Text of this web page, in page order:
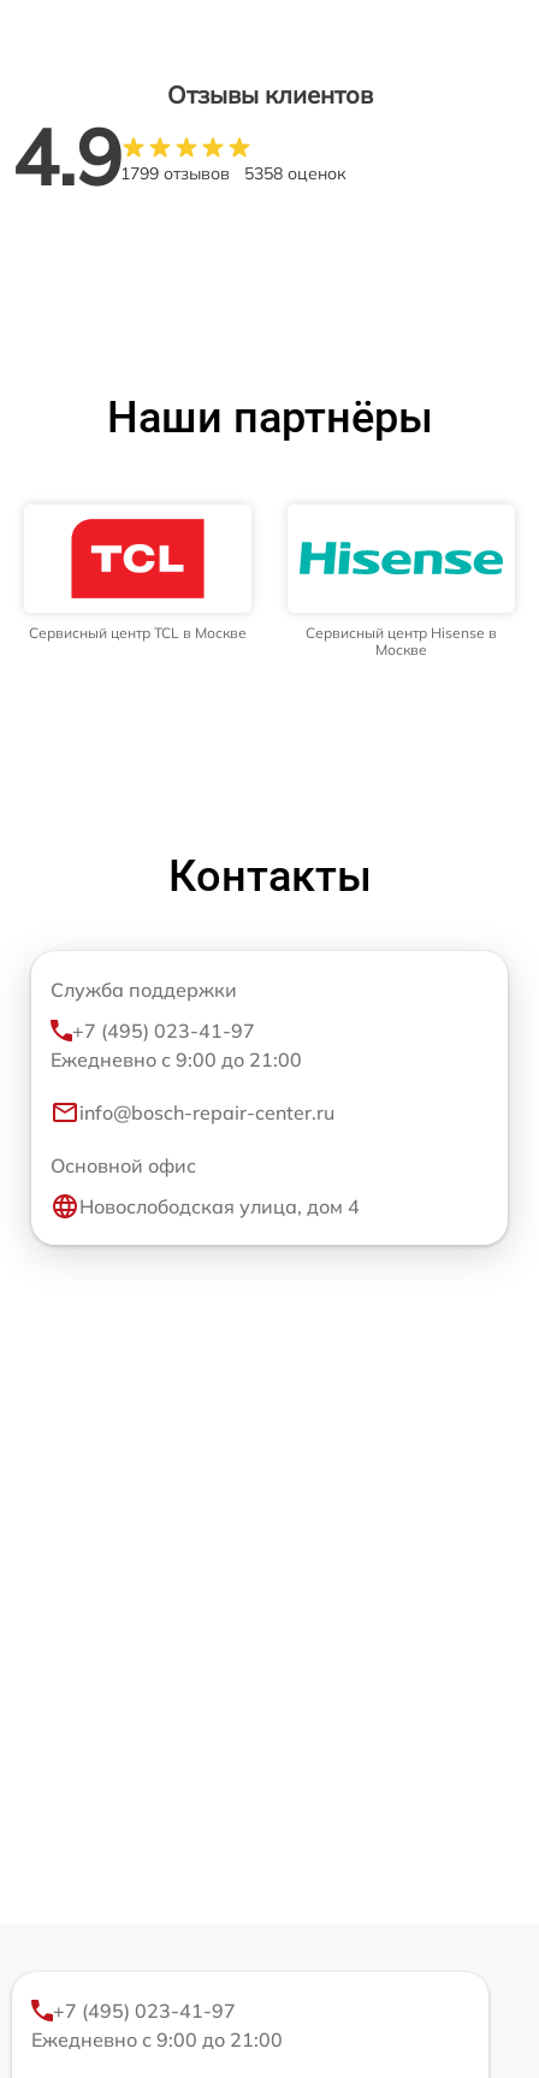
Отзывы клиентов
4.91799 отзывов 5358 оценок
Наши партнёры
Сервисный центр TCL в Москве
Сервисный центр Hisense в
Москве
Контакты
Служба поддержки
+7 (495) 023-41-97
Ежедневно с 9:00 до 21:00
info@bosch-repair-center.ru
Основной офис
Новослободская улица, дом 4
+7 (495) 023-41-97
Ежедневно с 9:00 до 21:00